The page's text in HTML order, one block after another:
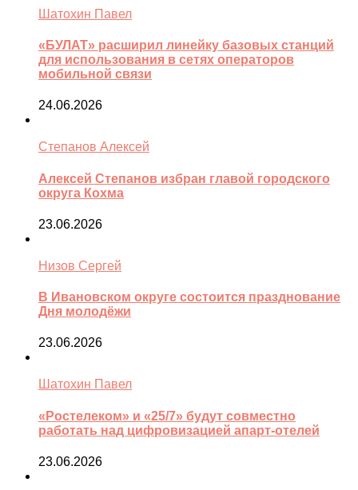
Шатохин Павел
«БУЛАТ» расширил линейку базовых станций
для использования в сетях операторов
мобильной связи
24.06.2026
Степанов Алексей
Алексей Степанов избран главой городского
округа Кохма
23.06.2026
Низов Сергей
В Ивановском округе состоится празднование
Дня молодёжи
23.06.2026
Шатохин Павел
«Ростелеком» и «25/7» будут совместно
работать над цифровизацией апарт-отелей
23.06.2026